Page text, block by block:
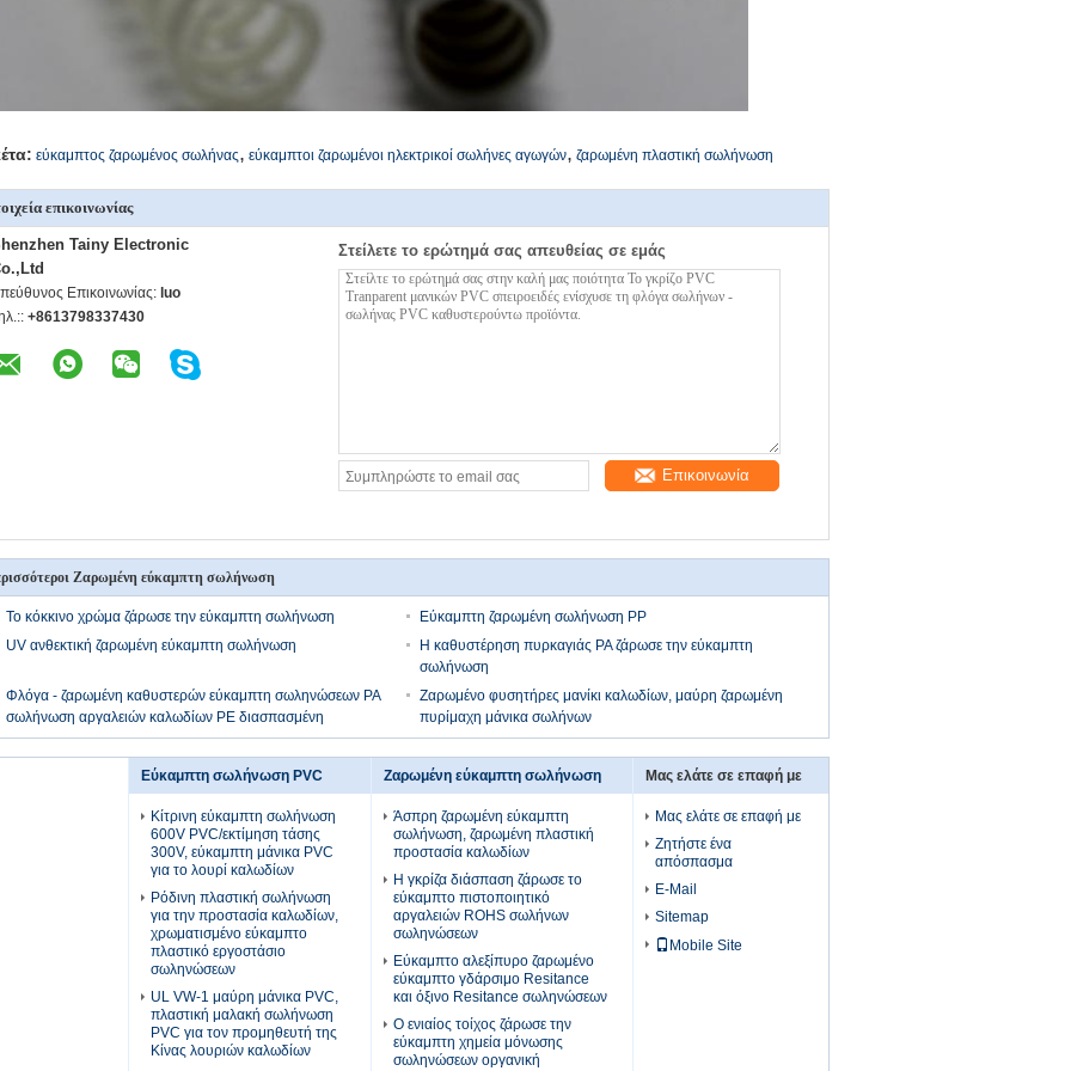
εύκαμπτος ζαρωμένος σωλήνας, εύκαμπτοι ζαρωμένοι ηλεκτρικοί σωλήνες αγωγών, ζαρωμένη πλαστική σωλήνωση
επικοινωνίας
Tainy Electronic
Επικοινωνίας: luo
+8613798337430
Στείλετε το ερώτημά σας απευθείας σε εμάς
Επικοινωνία
Ζαρωμένη εύκαμπτη σωλήνωση
Το κόκκινο χρώμα ζάρωσε την εύκαμπτη σωλήνωση
Εύκαμπτη ζαρωμένη σωλήνωση PP
UV ανθεκτική ζαρωμένη εύκαμπτη σωλήνωση
Η καθυστέρηση πυρκαγιάς PA ζάρωσε την εύκαμπτη
σωλήνωση
Φλόγα - ζαρωμένη καθυστερών εύκαμπτη σωληνώσεων PA
σωλήνωση αργαλειών καλωδίων PE διασπασμένη
Ζαρωμένο φυσητήρες μανίκι καλωδίων, μαύρη ζαρωμένη
πυρίμαχη μάνικα σωλήνων
Εύκαμπτη σωλήνωση PVC
Κίτρινη εύκαμπτη σωλήνωση
600V PVC/εκτίμηση τάσης
300V, εύκαμπτη μάνικα PVC
για το λουρί καλωδίων
Ρόδινη πλαστική σωλήνωση
για την προστασία καλωδίων,
χρωματισμένο εύκαμπτο
πλαστικό εργοστάσιο
σωληνώσεων
UL VW-1 μαύρη μάνικα PVC,
πλαστική μαλακή σωλήνωση
PVC για τον προμηθευτή της
Κίνας λουριών καλωδίων
Ζαρωμένη εύκαμπτη σωλήνωση
Άσπρη ζαρωμένη εύκαμπτη
σωλήνωση, ζαρωμένη πλαστική
προστασία καλωδίων
Η γκρίζα διάσπαση ζάρωσε το
εύκαμπτο πιστοποιητικό
αργαλειών ROHS σωλήνων
σωληνώσεων
Εύκαμπτο αλεξίπυρο ζαρωμένο
εύκαμπτο γδάρσιμο Resitance
και όξινο Resitance σωληνώσεων
Ο ενιαίος τοίχος ζάρωσε την
εύκαμπτη χημεία μόνωσης
σωληνώσεων οργανική
Μας ελάτε σε επαφή με
Μας ελάτε σε επαφή με
Ζητήστε ένα
απόσπασμα
E-Mail
Sitemap
Mobile Site